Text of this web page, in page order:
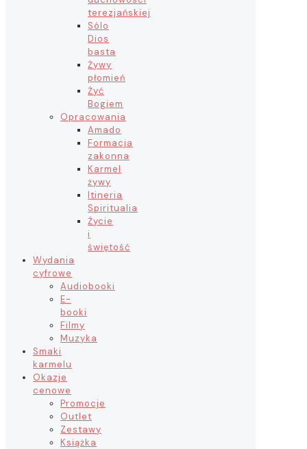
terezjańskiej
Sólo
Dios
basta
Żywy
płomień
Żyć
Bogiem
Opracowania
Amado
Formacja
zakonna
Karmel
żywy
Itineria
Spiritualia
Życie
i
świętość
Wydania
cyfrowe
Audiobooki
E-
booki
Filmy
Muzyka
Smaki
karmelu
Okazje
cenowe
Promocje
Outlet
Zestawy
Książka